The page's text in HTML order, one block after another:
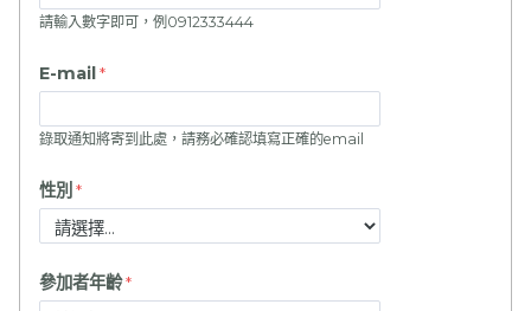
請輸入數字即可，例0912333444
E-mail
錄取通知將寄到此處，請務必確認填寫正確的email
性別
參加者年齡